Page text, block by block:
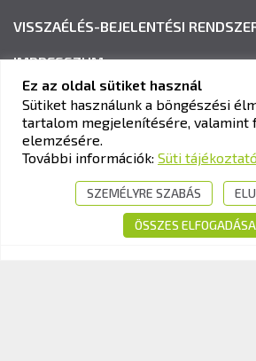
VISSZAÉLÉS-BEJELENTÉSI
IMPRESSZUM
KAV KÖZLEKEDÉSI ALKALMASSÁGI
Cím:1033 Budapest, Polgár utca 8-10.
+36-1-510-0101
info@kavk.hu
Ez az oldal sütiket használ
Sütiket használunk a böngészési
tartalom megjelenítésére, valamint
elemzésére.
További információk: Süti tájékoztató
SZEMÉLYRE SZABÁS
ÖSSZES ELFOGADÁSA